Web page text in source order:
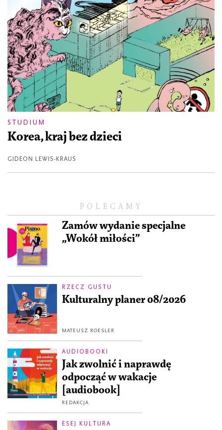
POLECAMY
Zamów wydanie specjalne
„Wokół miłości”
RZECZ GUSTU
Kulturalny planer 08/2026
MATEUSZ ROESLER
AUDIOBOOKI
Jak zwolnić i naprawdę
odpocząć w wakacje
[audiobook]
REDAKCJA
ESEJ KULTURA
STUDIUM
Korea, kraj bez dzieci
GIDEON LEWIS-KRAUS